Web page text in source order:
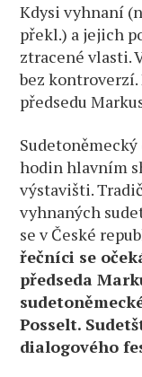
Kdysi vyhnaní
překl.) a jejich
ztracené vlasti.
bez
předsedu
hodin hlavním
výstavišti.
vyhnaných
se v České
řečníci se
předseda
Posselt.
dialogového